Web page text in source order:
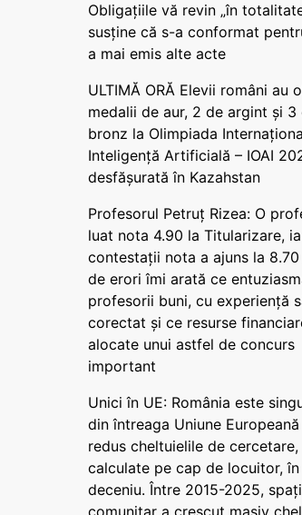
Obligațiile vă revin „în
susține că s-a conformat
a mai emis alte acte
ULTIMĂ ORĂ Elevii români au
medalii de aur, 2 de argint și 3
bronz la Olimpiada
Inteligență Artificială – IOAI
desfășurată în Kazahstan
Profesorul Petruț Rizea: O
luat nota 4.90 la Titularizare,
contestații nota a ajuns la
de erori îmi arată ce
profesorii buni, cu experiență
corectat și ce resurse
alocate unui astfel de concurs
important
Unici în UE: România este
din întreaga Uniune
redus cheltuielile de cercetare,
calculate pe cap de locuitor,
deceniu. Între 2015-2025,
comunitar a crescut masiv